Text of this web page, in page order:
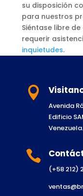
su disposición
para nuestros
Siéntase libre
requerir
inquietudes.

Avenida
Edificio
Venezuela.

(+58 212)